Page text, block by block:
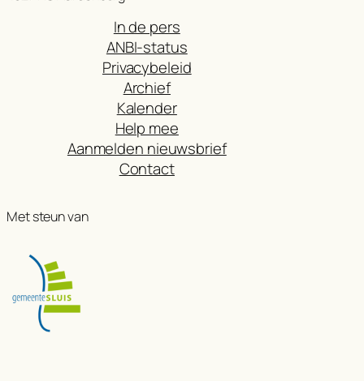
In de pers
ANBI-status
Privacybeleid
Archief
Kalender
Help mee
Aanmelden nieuwsbrief
Contact
Met steun van